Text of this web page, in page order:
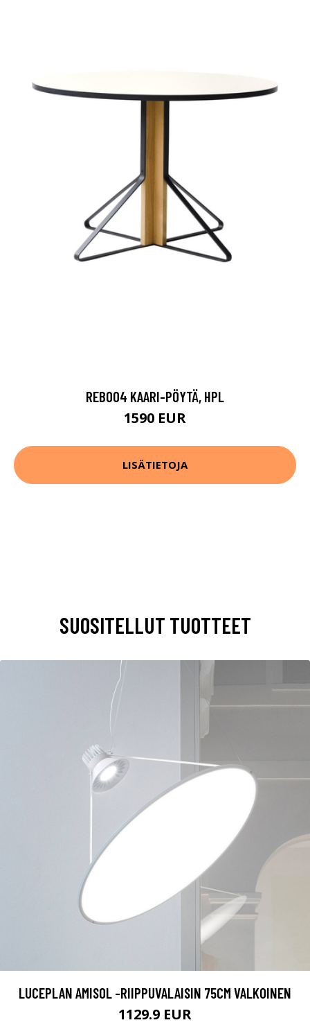
REB004 KAARI-PÖYTÄ, HPL
1590 EUR
LISÄTIETOJA
SUOSITELLUT TUOTTEET
LUCEPLAN AMISOL -RIIPPUVALAISIN 75CM VALKOINEN
1129.9 EUR